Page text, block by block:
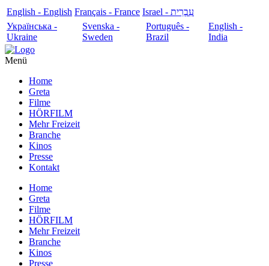
English - English Français - France
עִבְרִית - Israel
Українська -
Ukraine
Svenska -
Sweden
Português -
Brazil
English -
India
Menü
Home
Greta
Filme
HÖRFILM
Mehr Freizeit
Branche
Kinos
Presse
Kontakt
Home
Greta
Filme
HÖRFILM
Mehr Freizeit
Branche
Kinos
Presse